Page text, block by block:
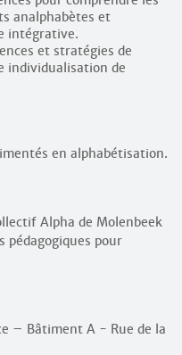
analphabètes et
intégrative.
et stratégies de
individualisation de
en alphabétisation.
Alpha de Molenbeek
pour
– Bâtiment A - Rue de la